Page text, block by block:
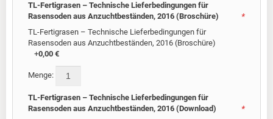
TL-Fertigrasen – Technische Lieferbedingungen für
Rasensoden aus Anzuchtbeständen, 2016 (Broschüre)
*
TL-Fertigrasen – Technische Lieferbedingungen für
Rasensoden aus Anzuchtbeständen, 2016 (Broschüre)
+0,00 €
Menge:
TL-Fertigrasen – Technische Lieferbedingungen für
Rasensoden aus Anzuchtbeständen, 2016 (Download)
*